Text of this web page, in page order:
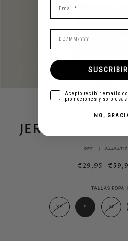
JERSEY RAYAS
REF. |
€29,95
TALLAS ROPA |
XS S M
aceptarAcepto recibir emails
promociones y sorpresas
NO,